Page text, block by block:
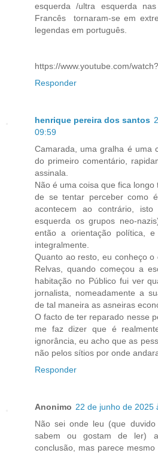
esquerda /ultra esquerda
Francês tornaram-se em
legendas em português.
https://www.youtube.com/
Responder
henrique pereira dos santos
09:59
Camarada, uma gralha é uma
do primeiro comentário,
assinala.
Não é uma coisa que fica
de se tentar perceber como
acontecem ao contrário,
esquerda os grupos neo-
então a orientação política,
integralmente.
Quanto ao resto, eu conheço o
Relvas, quando começou a
habitação no Público fui ver
jornalista, nomeadamente a
de tal maneira as asneiras
O facto de ter reparado nesse
me faz dizer que é
ignorância, eu acho que as
não pelos sítios por onde
Responder
Anonimo 22 de junho de 2025
Não sei onde leu (que
sabem ou gostam de ler)
conclusão, mas parece